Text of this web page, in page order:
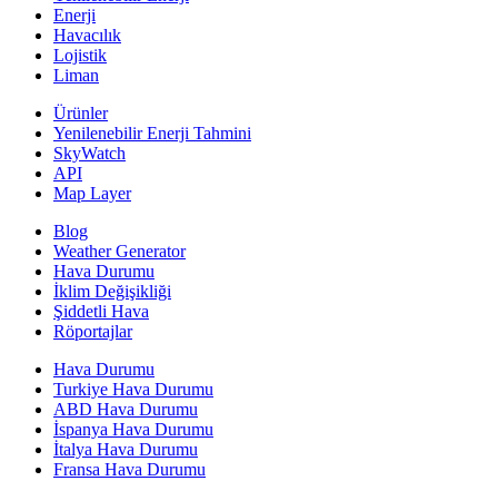
Enerji
Havacılık
Lojistik
Liman
Ürünler
Yenilenebilir Enerji Tahmini
SkyWatch
API
Map Layer
Blog
Weather Generator
Hava Durumu
İklim Değişikliği
Şiddetli Hava
Röportajlar
Hava Durumu
Turkiye Hava Durumu
ABD Hava Durumu
İspanya Hava Durumu
İtalya Hava Durumu
Fransa Hava Durumu